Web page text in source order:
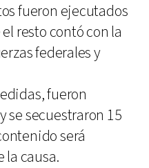
fueron ejecutados
resto contó con la
federales y
fueron
se secuestraron 15
será
la causa.